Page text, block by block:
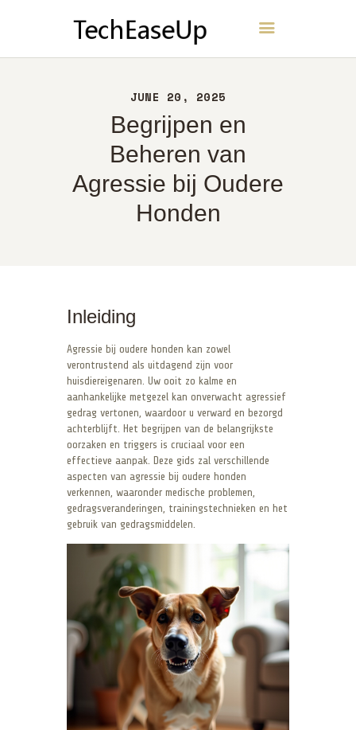
JUNE 20, 2025
Begrijpen en
Beheren van
Agressie bij Oudere
Honden
TechEaseUp
CONTACT
BELEID
NEDERLANDS
Inleiding
Agressie bij oudere honden kan zowel
verontrustend als uitdagend zijn voor
huisdiereigenaren. Uw ooit zo kalme en
aanhankelijke metgezel kan onverwacht agressief
gedrag vertonen, waardoor u verward en bezorgd
achterblijft. Het begrijpen van de belangrijkste
oorzaken en triggers is cruciaal voor een
effectieve aanpak. Deze gids zal verschillende
aspecten van agressie bij oudere honden
verkennen, waaronder medische problemen,
gedragsveranderingen, trainingstechnieken en het
gebruik van gedragsmiddelen.